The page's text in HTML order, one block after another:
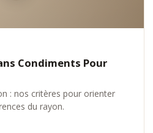
Condiments Pour
: nos critères pour orienter
du rayon.